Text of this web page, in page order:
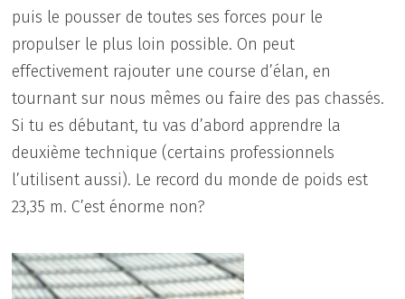
puis le pousser de toutes ses forces pour le
propulser le plus loin possible. On peut
effectivement rajouter une course d’élan, en
tournant sur nous mêmes ou faire des pas chassés.
Si tu es débutant, tu vas d’abord apprendre la
deuxième technique (certains professionnels
l’utilisent aussi). Le record du monde de poids est
23,35 m. C’est énorme non?